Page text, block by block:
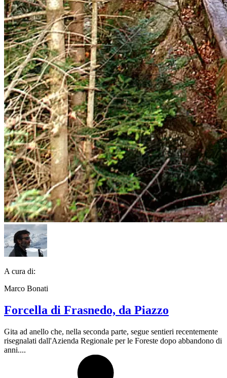
A cura di:
Marco Bonati
Forcella di Frasnedo, da Piazzo
Gita ad anello che, nella seconda parte, segue sentieri recentemente
risegnalati dall'Azienda Regionale per le Foreste dopo abbandono di
anni....